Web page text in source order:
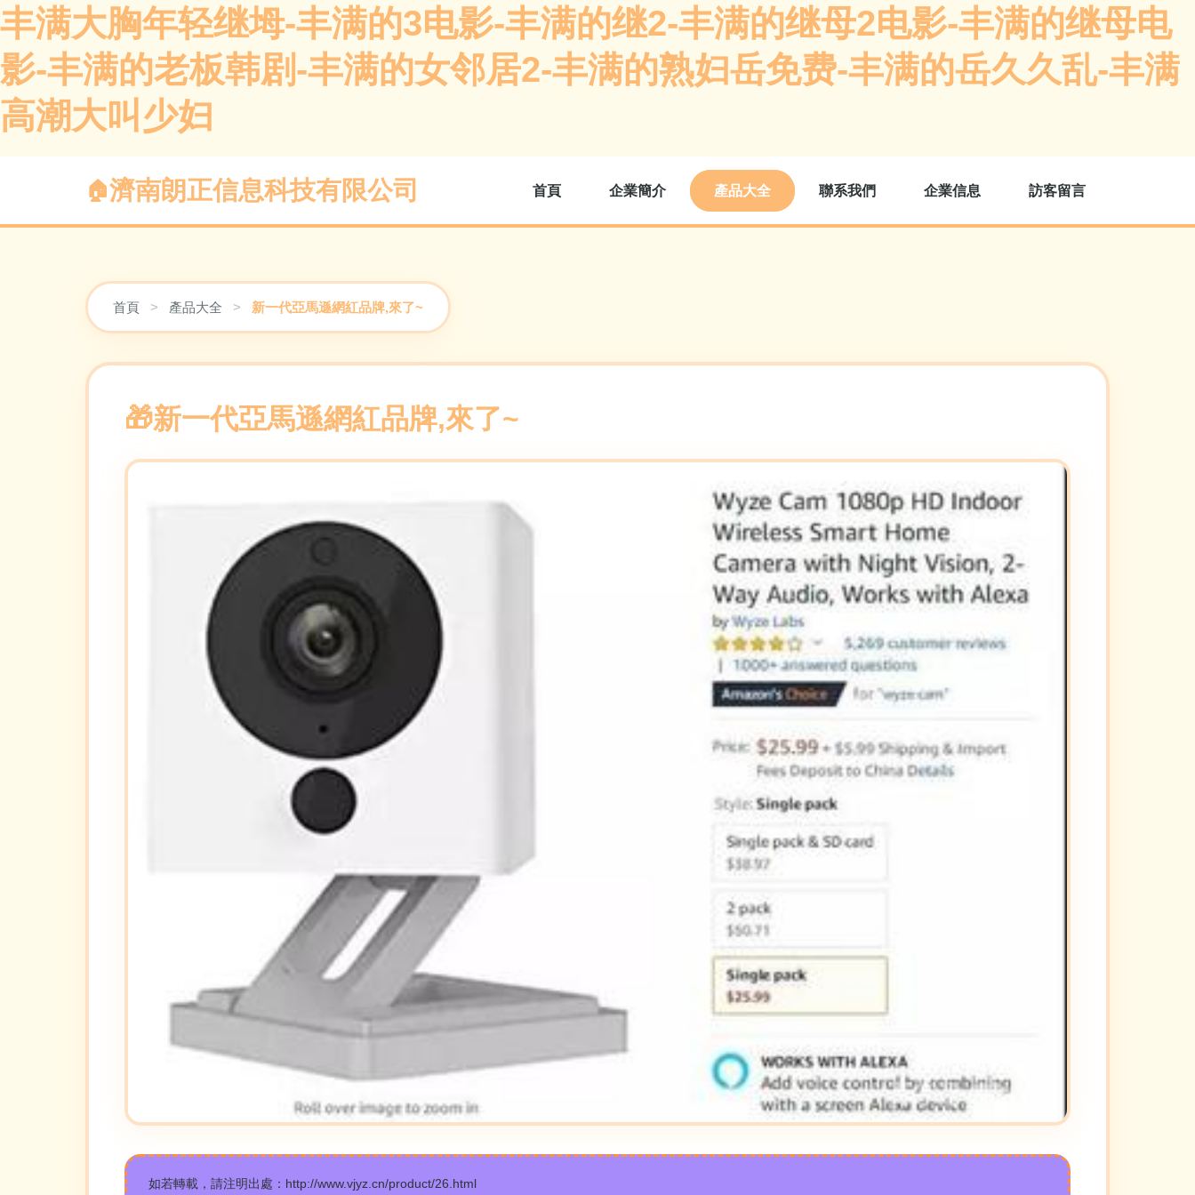
丰满大胸年轻继坶-丰满的3电影-丰满的继2-丰满的继母2电影-丰满的继母电
影-丰满的老板韩剧-丰满的女邻居2-丰满的熟妇岳免费-丰满的岳久久乱-丰满
高潮大叫少妇
濟南朗正信息科技有限公司 首頁 企業簡介 產品大全 聯系我們 企業信息 訪客留言
首頁 > 產品大全 > 新一代亞馬遜網紅品牌,來了~
新一代亞馬遜網紅品牌,來了~
如若轉載，請注明出處：http://www.vjyz.cn/product/26.html